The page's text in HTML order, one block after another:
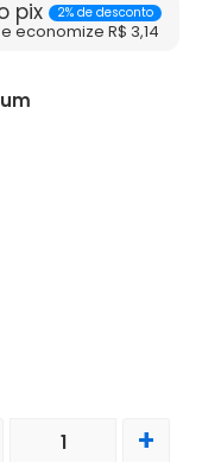
pix 2% de desconto
economize R$ 3,14
+